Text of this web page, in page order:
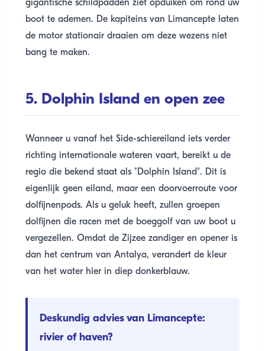
gigantische schildpadden ziet opduiken om rond uw
boot te ademen. De kapiteins van Limancepte laten
de motor stationair draaien om deze wezens niet
bang te maken.
5. Dolphin Island en open zee
Wanneer u vanaf het Side-schiereiland iets verder
richting internationale wateren vaart, bereikt u de
regio die bekend staat als "Dolphin Island". Dit is
eigenlijk geen eiland, maar een doorvoerroute voor
dolfijnenpods. Als u geluk heeft, zullen groepen
dolfijnen die racen met de boeggolf van uw boot u
vergezellen. Omdat de Zijzee zandiger en opener is
dan het centrum van Antalya, verandert de kleur
van het water hier in diep donkerblauw.
Deskundig advies van Limancepte:
rivier of haven?